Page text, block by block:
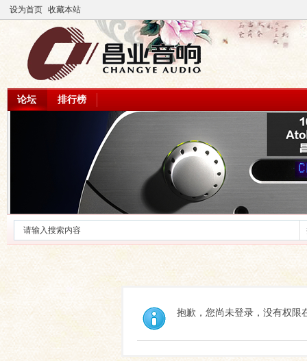
设为首页 收藏本站
论坛 排行榜
抱歉，您尚未登录，没有权限